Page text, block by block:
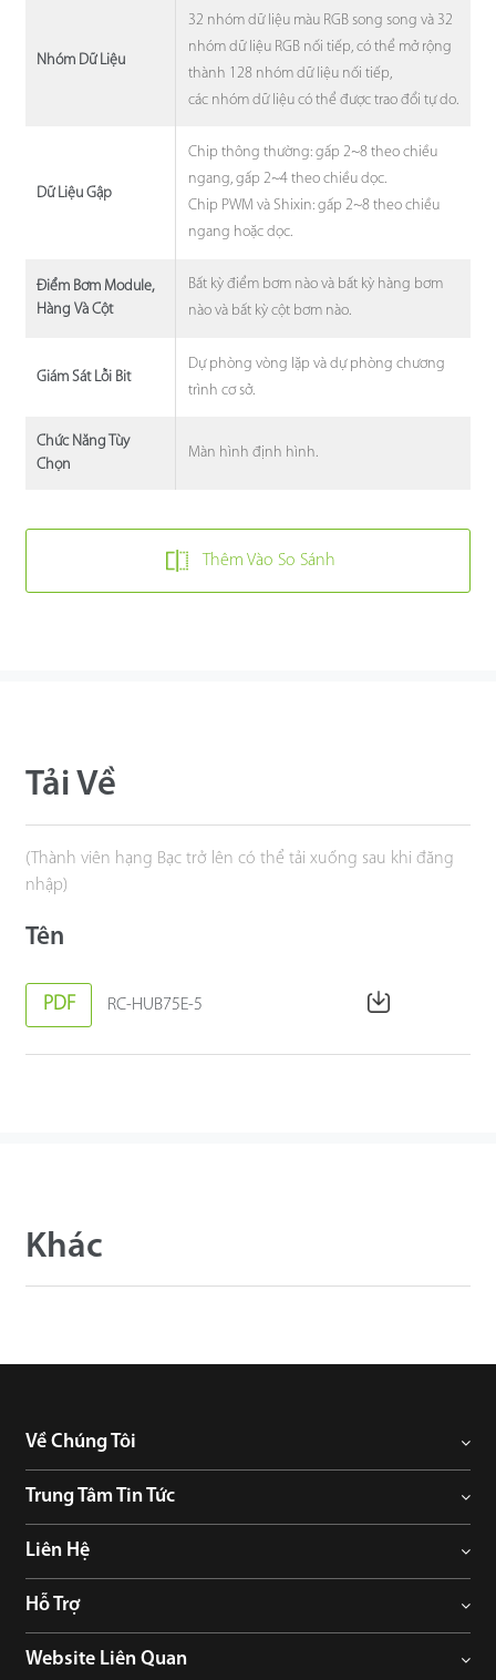
Nhóm Dữ Liệu
32 nhóm dữ liệu màu RGB song song và 32
nhóm dữ liệu RGB nối tiếp, có thể mở rộng
thành 128 nhóm dữ liệu nối tiếp,
các nhóm dữ liệu có thể được trao đổi tự do.
Dữ Liệu Gập
Chip thông thường: gấp 2~8 theo chiều
ngang, gấp 2~4 theo chiều dọc.
Chip PWM và Shixin: gấp 2~8 theo chiều
ngang hoặc dọc.
Điểm Bơm Module,
Hàng Và Cột
Bất kỳ điểm bơm nào và bất kỳ hàng bơm
nào và bất kỳ cột bơm nào.
Giám Sát Lỗi Bit
Dự phòng vòng lặp và dự phòng chương
trình cơ sở.
Chức Năng Tùy
Chọn
Màn hình định hình.
Thêm Vào So Sánh
Tải Về
(Thành viên hạng Bạc trở lên có thể tải xuống sau khi đăng
nhập)
Tên
PDF RC-HUB75E-5
Khác
Về Chúng Tôi
Trung Tâm Tin Tức
Liên Hệ
Hỗ Trợ
Website Liên Quan